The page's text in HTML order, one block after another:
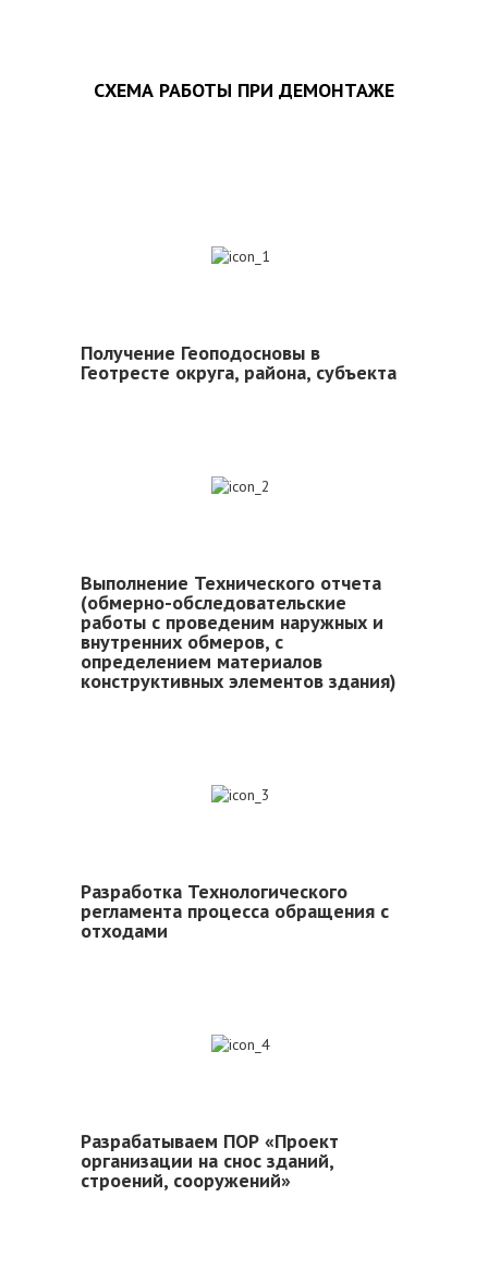
СХЕМА РАБОТЫ ПРИ ДЕМОНТАЖЕ
Получение Геоподосновы в
Геотресте округа, района, субъекта
Выполнение Технического отчета
(обмерно-обследовательские
работы с проведеним наружных и
внутренних обмеров, с
определением материалов
конструктивных элементов здания)
Разработка Технологического
регламента процесса обращения с
отходами
Разрабатываем ПОР «Проект
организации на снос зданий,
строений, сооружений»